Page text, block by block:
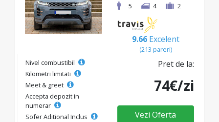
5
4 2
9.66 Excelent
(213 pareri)
Nivel combustibil
Kilometri limitati
Meet & greet
Accepta depozit in
numerar
Sofer Aditional Inclus
Pret de la:
74€/zi
Vezi Oferta